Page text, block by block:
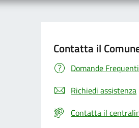
Contatta il
Domande Frequenti
Richiedi assistenza
Contatta il